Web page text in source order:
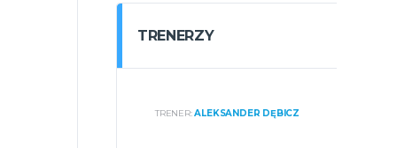
TRENERZY
TRENER:ALEKSANDER DĘBICZ